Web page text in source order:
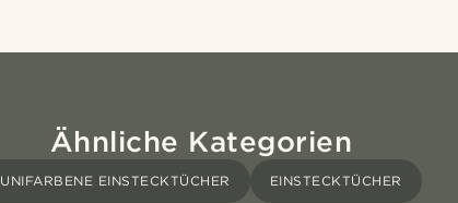
Ähnliche Kategorien
UNIFARBENE EINSTECKTÜCHER EINSTECKTÜCHER